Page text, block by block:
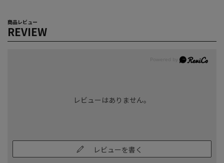
商品レビュー
REVIEW
レビューはありません。
レビューを書く